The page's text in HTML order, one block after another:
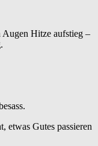
Hitze aufstieg –
etwas Gutes passieren